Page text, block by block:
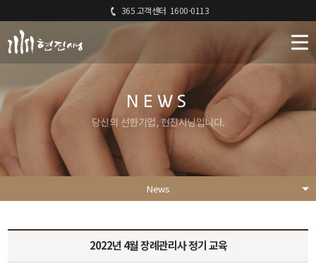
365 고객센터 1600-0113
NEWS
당신의 선한기업, 현진시닝입니다.
News
2022년 4월 장례관리사 정기 교육